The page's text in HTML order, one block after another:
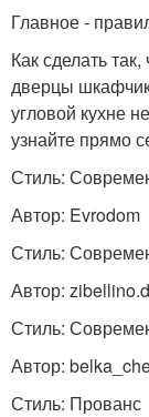
Главное -
Как сделать
дверцы
угловой кухне
узнайте прямо
Стиль:
Автор: Evrodom
Стиль:
Автор:
Стиль:
Автор:
Стиль: Прованс